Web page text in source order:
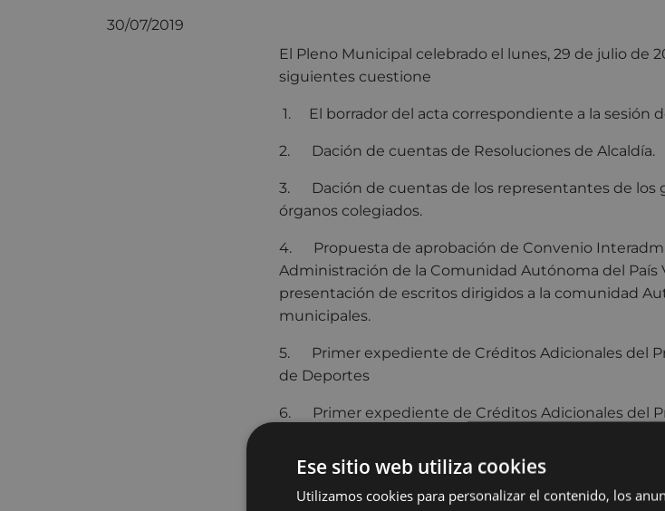
30/07/2019
El Pleno Municipal celebrado el lunes, 29 de julio de
siguientes cuestione
1. El borrador del acta correspondiente a la sesión
2. Dación de cuentas de Resoluciones de Alcaldía.
3. Dación de cuentas de los representantes de los
órganos colegiados.
4. Propuesta de aprobación de Convenio
Administración de la Comunidad Autónoma del País
presentación de escritos dirigidos a la comunidad
municipales.
5. Primer expediente de Créditos Adicionales del
de Deportes
6. Primer expediente de Créditos Adicionales del
7. Segundo expediente de Créditos Adicionales del
Ese sitio web utiliza cookies
Utilizamos cookies para personalizar el contenido, los